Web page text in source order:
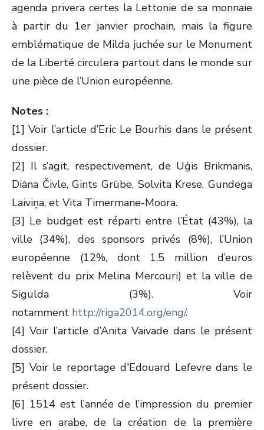
agenda privera certes la Lettonie de sa monnaie
à partir du 1er janvier prochain, mais la figure
emblématique de Milda juchée sur le Monument
de la Liberté circulera partout dans le monde sur
une pièce de l’Union européenne.
Notes :
[1] Voir l’article d’Eric Le Bourhis dans le présent
dossier.
[2] Il s’agit, respectivement, de Uģis Brikmanis,
Diāna Čivle, Gints Grūbe, Solvita Krese, Gundega
Laiviņa, et Vita Timermane-Moora.
[3] Le budget est réparti entre l’État (43%), la
ville (34%), des sponsors privés (8%), l’Union
européenne (12%, dont 1,5 million d’euros
relèvent du prix Melina Mercouri) et la ville de
Sigulda (3%). Voir
notamment http://riga2014.org/eng/.
[4] Voir l’article d’Anita Vaivade dans le présent
dossier.
[5] Voir le reportage d'Edouard Lefevre dans le
présent dossier.
[6] 1514 est l’année de l’impression du premier
livre en arabe, de la création de la première